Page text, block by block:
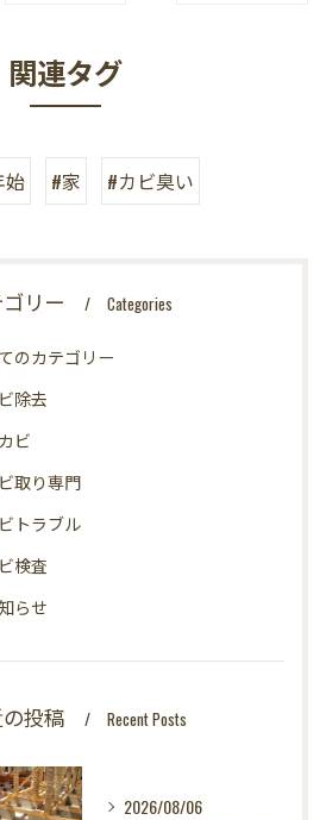
関連タグ
始 #家 #カビ臭い
リー Categories
のカテゴリー
除去
ビ
取り専門
トラブル
検査
らせ
投稿 Recent Posts
2026/08/06